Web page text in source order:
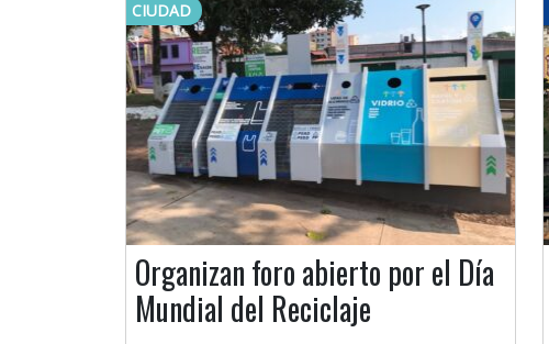
CIUDAD
Organizan foro abierto por el Día
Mundial del Reciclaje